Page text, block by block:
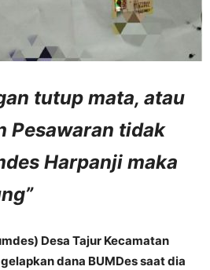
tutup mata, atau
Pesawaran tidak
Harpanji maka
Desa Tajur Kecamatan
dana BUMDes saat dia